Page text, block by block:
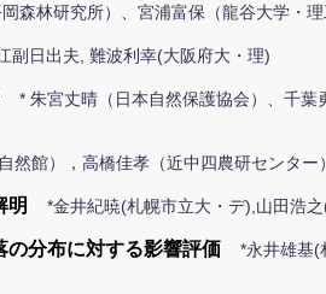
森林研究所）、宮浦富保（龍谷大学・理
副日出夫, 難波利幸(大阪府大・理)
* 朱宮丈晴（日本自然保護協会）、千
然館），高橋佳孝（近中四農研センター）
明 *金井紀暁(札幌市立大・デ),山田浩
の分布に対する影響評価
*永井雄基(